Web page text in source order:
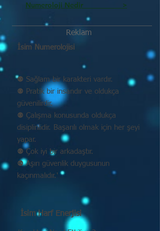
Numeroloji Nedir_________ >
Reklam
İsim Numerolojisi
⚉ Sağlam bir karakteri vardır.
⚉ Pratik bir insandır ve oldukça
güvenilirdir.
⚉ Çalışma konusunda oldukça
disiplinlidir. Başarılı olmak için her şeyi
yapar.
⚉ Çok iyi bir arkadaştır.
⚉ Aşırı güvenlik duygusunun
kaçınmalıdır.'
İsim Harf Enerjisi